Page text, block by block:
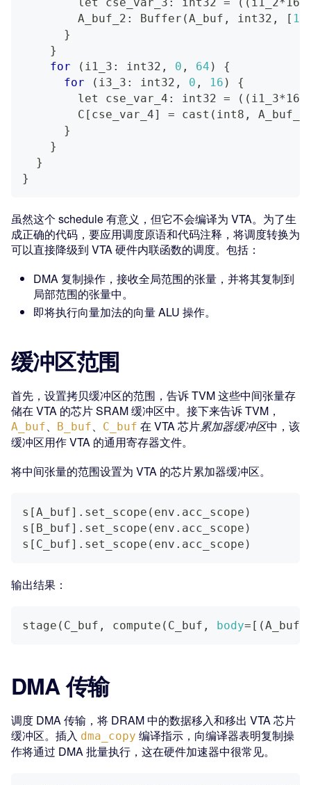
        A_buf_2: Buffer
(A_buf, int32, [
}
}
for
( i1_3: int32, 0 , 64 )
{
for
( i3_3: int32, 0 , 16 )
{
let
cse_var_4: int32 = (( i1_3*16
        C
[ cse_var_4] = cast ( int8, A_buf_2
}
}
}
}
虽然这个 schedule 有意义，但它不会编译为 VTA。为了生
成正确的代码，要应用调度原语和代码注释，将调度转换为
可以直接降级到 VTA 硬件内联函数的调度。包括：
DMA 复制操作，接收全局范围的张量，并将其复制到
局部范围的张量中。
即将执行向量加法的向量 ALU 操作。
缓冲区范围
首先，设置拷贝缓冲区的范围，告诉 TVM 这些中间张量存
储在 VTA 的芯片 SRAM 缓冲区中。接下来告诉 TVM，
A_buf、 B_buf、 C_buf 在 VTA 芯片累加器缓冲区中，该
缓冲区用作 VTA 的通用寄存器文件。
将中间张量的范围设置为 VTA 的芯片累加器缓冲区。
s [A_buf] . set_scope ( env . acc_scope )
s [ B_buf] . set_scope ( env . acc_scope )
s [ C_buf] . set_scope ( env . acc_scope )
输出结果：
stage ( C_buf, compute ( C_buf, body= [ (A_buf
DMA 传输
调度 DMA 传输，将 DRAM 中的数据移入和移出 VTA 芯片
缓冲区。插入 dma_copy 编译指示，向编译器表明复制操
作将通过 DMA 批量执行，这在硬件加速器中很常见。